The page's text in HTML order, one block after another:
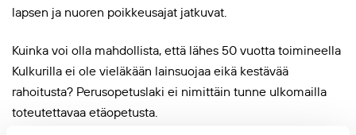
lapsen ja nuoren poikkeusajat jatkuvat.
Kuinka voi olla mahdollista, että lähes 50 vuotta toimineella
Kulkurilla ei ole vieläkään lainsuojaa eikä kestävää
rahoitusta? Perusopetuslaki ei nimittäin tunne ulkomailla
toteutettavaa etäopetusta.